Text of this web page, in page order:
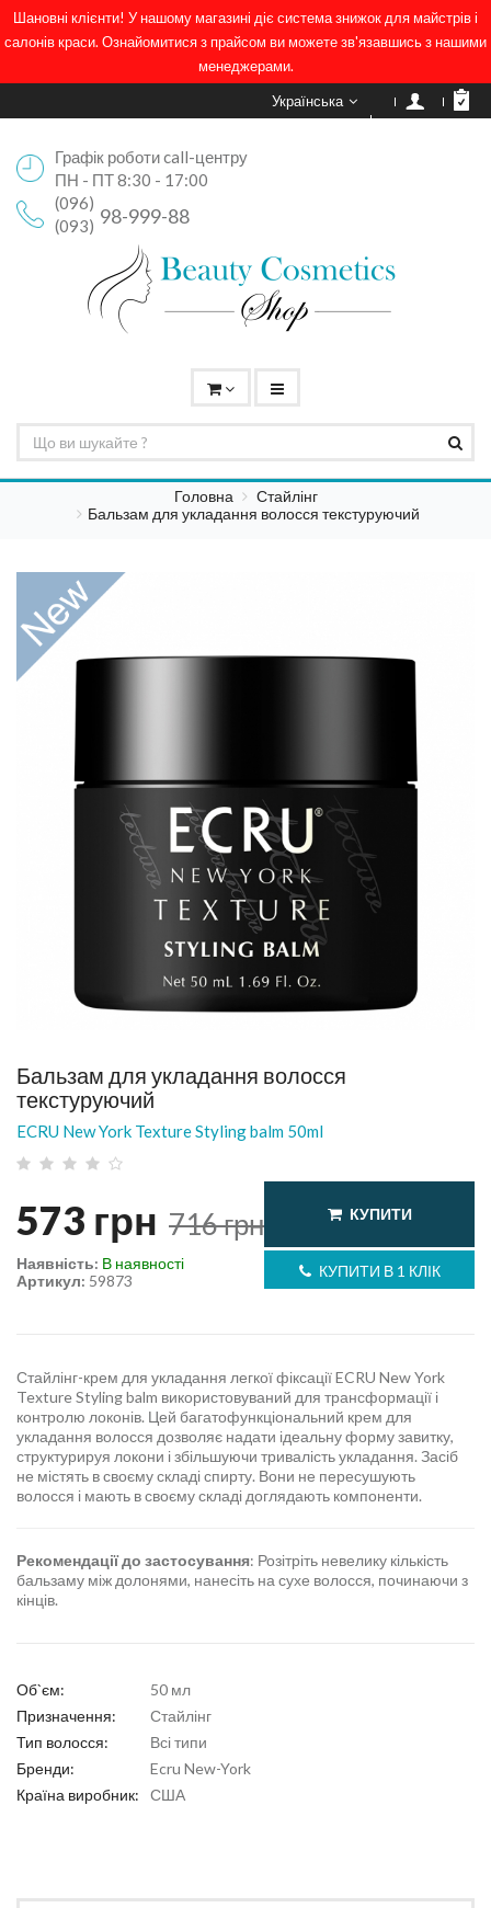
Шановні клієнти! У нашому магазині діє система знижок для майстрів і
салонів краси. Ознайомитися з прайсом ви можете зв'язавшись з нашими
менеджерами.
Українська
Графік роботи call-центру
ПН - ПТ 8:30 - 17:00
(096)
98-999-88
(093)
Головна
Стайлінг
Бальзам для укладання волосся текстуруючий
Бальзам для укладання волосся
текстуруючий
ECRU New York Texture Styling balm 50ml
573 грн 716грн КУПИТИ
КУПИТИ В 1 КЛІК
Артикул: 59873
Наявність: В наявності
Стайлінг-крем для укладання легкої фіксації ECRU New York
Texture Styling balm використовуваний для трансформації і
контролю локонів. Цей багатофункціональний крем для
укладання волосся дозволяє надати ідеальну форму завитку,
структурируя локони і збільшуючи тривалість укладання. Засіб
не містять в своєму складі спирту. Вони не пересушують
волосся і мають в своєму складі доглядають компоненти.
Рекомендації до застосування: Розітріть невелику кількість
бальзаму між долонями, нанесіть на сухе волосся, починаючи з
кінців.
Об`єм:
50 мл
Призначення:
Стайлінг
Тип волосся:
Всі типи
Бренди:
Ecru New-York
Країна виробник:
США